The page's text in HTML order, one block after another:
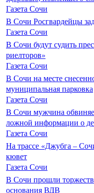
Газета Сочи
В Сочи Росгвардейцы
Газета Сочи
В Сочи будут судить
риелторов»
Газета Сочи
В Сочи на месте
муниципальная парковка
Газета Сочи
В Сочи мужчина
ложной информации о
Газета Сочи
На трассе «Джубга –
кювет
Газета Сочи
В Сочи прошли
основания ВДВ